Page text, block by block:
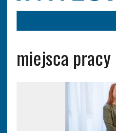
miejsca pracy